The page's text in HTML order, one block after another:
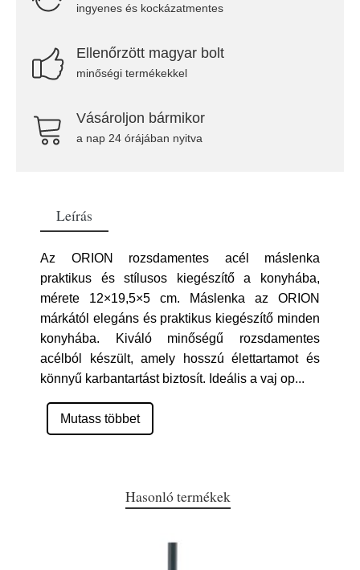
ingyenes és kockázatmentes
Ellenőrzött magyar bolt
minőségi termékekkel
Vásároljon bármikor
a nap 24 órájában nyitva
Leírás
Az ORION rozsdamentes acél máslenka
praktikus és stílusos kiegészítő a konyhába,
mérete 12×19,5×5 cm. Máslenka az ORION
márkától elegáns és praktikus kiegészítő minden
konyhába. Kiváló minőségű rozsdamentes
acélból készült, amely hosszú élettartamot és
könnyű karbantartást biztosít. Ideális a vaj op...
Mutass többet
Hasonló termékek